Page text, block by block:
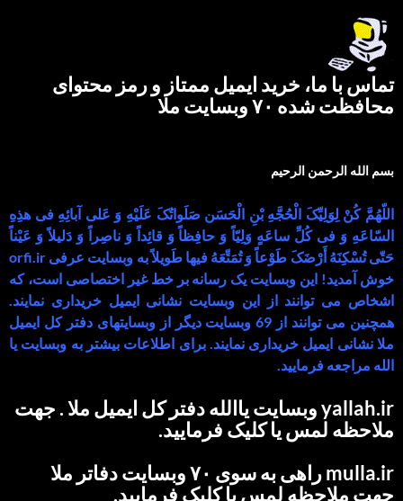
تماس با ما، خرید ایمیل ممتاز و رمز محتوای
محافظت شده ۷۰ وبسایت ملا
بسم الله الرحمن الرحیم
اللّهُمَّ کُنْ لِوَلِیِّکَ الْحُجَّهِ بْنِ الْحَسَن صَلَواتُکَ عَلَیْهِ وَ عَلى آبائِهِ فی هذِهِ
السّاعَهِ وَ فی کُلِّ ساعَهٍ وَلِیّاً وَ حافِظاً وَ قائِداً وَ ناصِراً وَ دَلیلاً وَ عَیْناً
حَتّى تُسْکِنَهُ أَرْضَکَ طَوْعاً وَ تُمَتِّعَهُ فیها طَویلاً به وبسایت عرفی orfi.ir
خوش آمدید! این وبسایت یک رسانه بر خط غیر اختصاصی است، که
اشخاص می توانند از این وبسایت نشانی ایمیل خریداری نمایند.
همچنین می توانند از 69 وبسایت دیگر از وبسایتهای دفتر کل ایمیل
ملا نشانی ایمیل خریداری نمایند. برای اطلاعات بیشتر به وبسایت یا
الله مراجعه فرمایید.
yallah.ir وبسایت یاالله دفتر کل ایمیل ملا . جهت
ملاحظه لمس یا کلیک فرمایید.
mulla.ir راهی به سوی ۷۰ وبسایت دفاتر ملا
جهت ملاحظه لمس یا کلیک فرمایید.